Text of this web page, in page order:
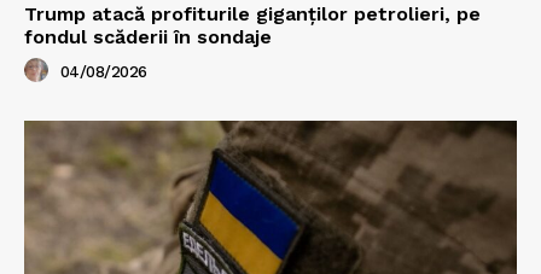
Trump atacă profiturile giganților petrolieri, pe
fondul scăderii în sondaje
04/08/2026